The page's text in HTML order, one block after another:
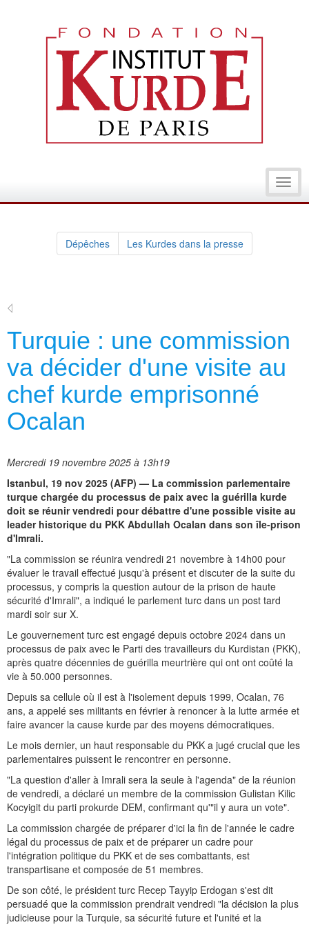
Dépêches Les Kurdes dans la presse
Turquie : une commission
va décider d'une visite au
chef kurde emprisonné
Ocalan
Mercredi 19 novembre 2025 à 13h19
Istanbul, 19 nov 2025 (AFP) — La commission parlementaire
turque chargée du processus de paix avec la guérilla kurde
doit se réunir vendredi pour débattre d'une possible visite au
leader historique du PKK Abdullah Ocalan dans son île-prison
d'Imrali.
"La commission se réunira vendredi 21 novembre à 14h00 pour
évaluer le travail effectué jusqu'à présent et discuter de la suite du
processus, y compris la question autour de la prison de haute
sécurité d'Imrali", a indiqué le parlement turc dans un post tard
mardi soir sur X.
Le gouvernement turc est engagé depuis octobre 2024 dans un
processus de paix avec le Parti des travailleurs du Kurdistan (PKK),
après quatre décennies de guérilla meurtrière qui ont ont coûté la
vie à 50.000 personnes.
Depuis sa cellule où il est à l'isolement depuis 1999, Ocalan, 76
ans, a appelé ses militants en février à renoncer à la lutte armée et
faire avancer la cause kurde par des moyens démocratiques.
Le mois dernier, un haut responsable du PKK a jugé crucial que les
parlementaires puissent le rencontrer en personne.
"La question d'aller à Imrali sera la seule à l'agenda" de la réunion
de vendredi, a déclaré un membre de la commission Gulistan Kilic
Kocyigit du parti prokurde DEM, confirmant qu'"il y aura un vote".
La commission chargée de préparer d'ici la fin de l'année le cadre
légal du processus de paix et de préparer un cadre pour
l'intégration politique du PKK et de ses combattants, est
transpartisane et composée de 51 membres.
De son côté, le président turc Recep Tayyip Erdogan s'est dit
persuadé que la commission prendrait vendredi "la décision la plus
judicieuse pour la Turquie, sa sécurité future et l'unité et la